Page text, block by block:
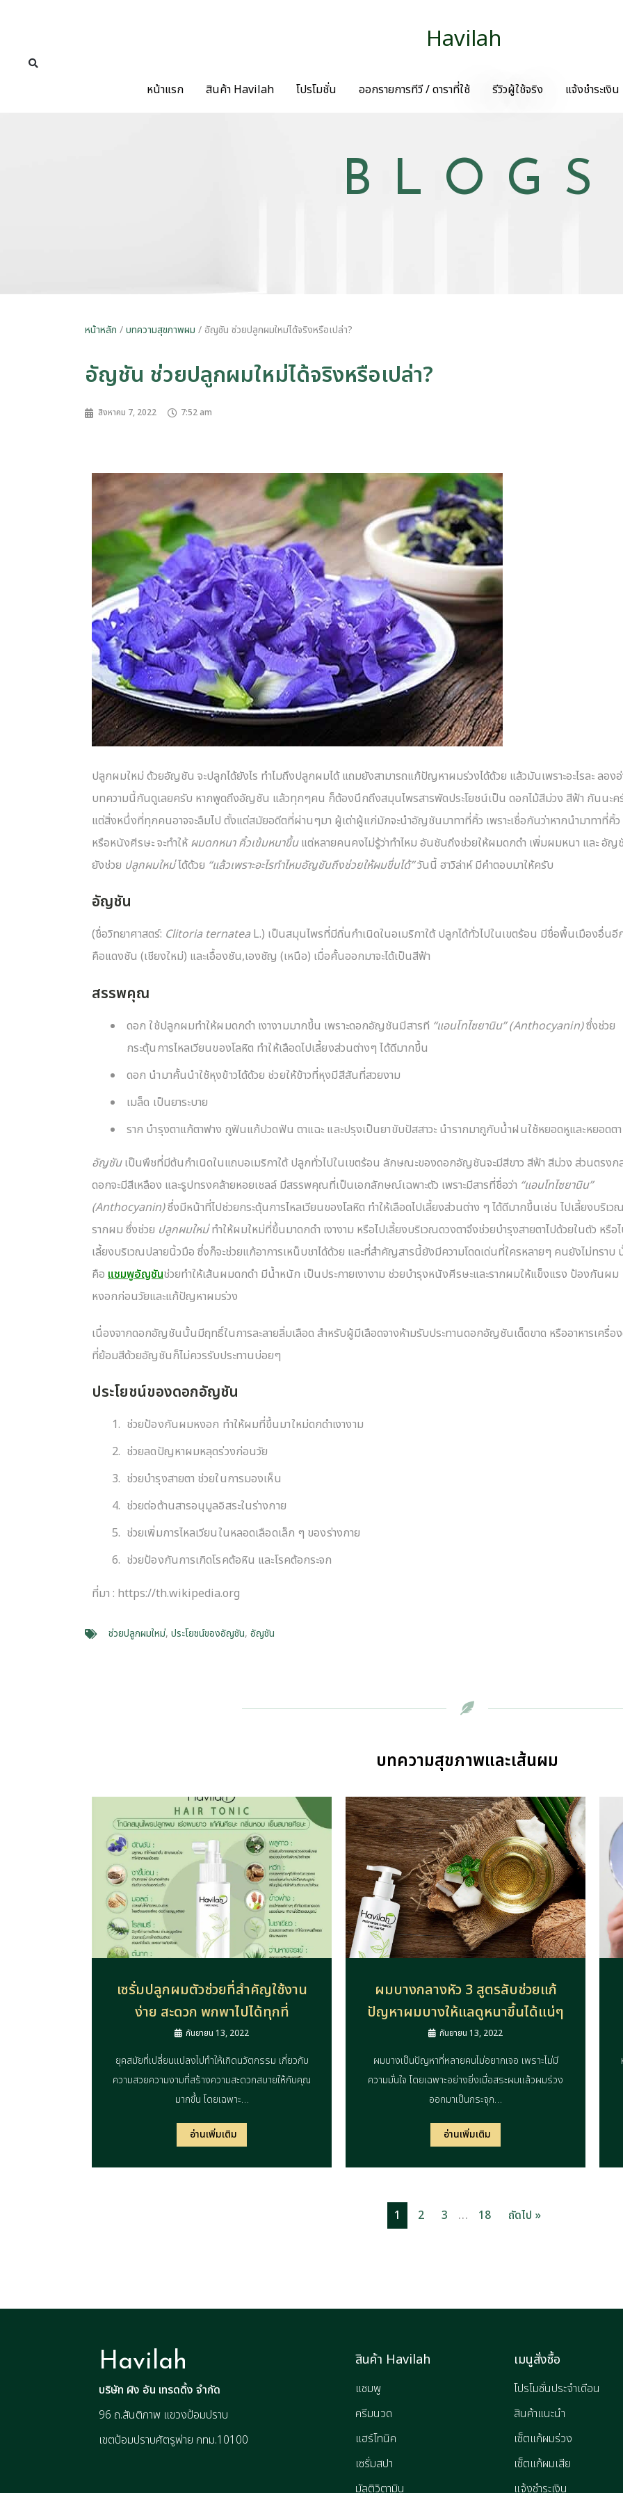
Havilah
หน้าแรก สินค้า Havilah โปรโมชั่น ออกรายการทีวี / ดาราที่ใช้ รีวิวผู้ใช้จริง แจ้งชำระเงิน
BLOGS
หน้าหลัก /บทความสุขภาพผม / อัญชัน ช่วยปลูกผมใหม่ได้จริงหรือเปล่า?
อัญชัน ช่วยปลูกผมใหม่ได้จริงหรือเปล่า?
สิงหาคม 7, 2022 7:52 am
ปลูกผมใหม่ ด้วยอัญชัน จะปลูกได้ยังไร ทำไมถึงปลูกผมได้ แถมยังสามารถแก้ปัญหาผมร่วงได้ด้วย แล้วมันเพราะอะไรละ ลอง
บทความนี้กันดูเลยครับ หากพูดถึงอัญชัน แล้วทุกๆคน ก็ต้องนึกถึงสมุนไพรสารพัดประโยชน์เป็น ดอกไม้สีม่วง สีฟ้า กันนะค
แต่สิ่งหนึ่งที่ทุกคนอาจจะลืมไป ตั้งแต่สมัยอดีตที่ผ่านๆมา ผู้เต่าผู้แก่มักจะนำอัญชันมาทาที่คิ้ว เพราะเชื่อกันว่าหากนำมาทาที่คิ้ว
หรือหนังศีรษะ จะทำให้ผมดกหนา คิ้วเข้มหนาขึ้นแต่หลายคนคงไม่รู้ว่าทำไหม อันชันถึงช่วยให้ผมดกดำ เพิ่มผมหนา และ อัญ
ยังช่วย ปลูกผมใหม่ได้ด้วย “แล้วเพราะอะไรทำไหมอัญชันถึงช่วยให้ผมขึ่นได้”วันนี้ ฮาวิล่าห์ มีคำตอบมาให้ครับ
อัญชัน
(ชื่อวิทยาศาสตร์: Clitoria ternateaL.) เป็นสมุนไพรที่มีถิ่นกำเนิดในอเมริกาใต้ ปลูกได้ทั่วไปในเขตร้อน มีชื่อพื้นเมืองอื่นอี
คือแดงชัน (เชียงใหม่) และเอื้องชัน,เองชัญ (เหนือ) เมื่อคั้นออกมาจะได้เป็นสีฟ้า
สรรพคุณ
ดอก ใช้ปลูกผมทำให้ผมดกดำ เงางามมากขึ้น เพราะดอกอัญชันมีสารที “แอนโทไซยานิน” (Anthocyanin)ซึ่งช่วย
กระตุ้นการไหลเวียนของโลหิต ทำให้เลือดไปเลี้ยงส่วนต่างๆ ได้ดีมากขึ้น
ดอก นำมาคั้นนำใช้หุงข้าวได้ด้วย ช่วยให้ข้าวที่หุงมีสีสันที่สวยงาม
เมล็ด เป็นยาระบาย
ราก บำรุงตาแก้ตาฟาง ถูฟันแก้ปวดฟัน ตาแฉะ และปรุงเป็นยาขับปัสสาวะ นำรากมาถูกับน้ำฝนใช้หยอดหูและหยอดตา
อัญชันเป็นพืชที่มีต้นกำเนิดในแถบอเมริกาใต้ ปลูกทั่วไปในเขตร้อน ลักษณะของดอกอัญชันจะมีสีขาว สีฟ้า สีม่วง ส่วนตรงก
ดอกจะมีสีเหลือง และรูปทรงคล้ายหอยเชลล์ มีสรรพคุณที่เป็นเอกลักษณ์เฉพาะตัว เพราะมีสารที่ชื่อว่า “แอนโทไซยานิน”
(Anthocyanin)ซึ่งมีหน้าที่ไปช่วยกระตุ้นการไหลเวียนของโลหิต ทำให้เลือดไปเลี้ยงส่วนต่าง ๆ ได้ดีมากขึ้นเช่น ไปเลี้ยงบริเวณ
รากผม ซึ่งช่วย ปลูกผมใหม่ทำให้ผมใหม่ที่ขึ้นมาดกดำ เงางาม หรือไปเลี้ยงบริเวณดวงตาจึงช่วยบำรุงสายตาไปด้วยในตัว หรือ
เลี้ยงบริเวณปลายนิ้วมือ ซึ่งก็จะช่วยแก้อาการเหน็บชาได้ด้วย และที่สำคัญสารนี้ยังมีความโดดเด่นที่ใครหลายๆ คนยังไม่ทราบ
คือ แชมพูอัญชันช่วยทำให้เส้นผมดกดำ มีน้ำหนัก เป็นประกายเงางาม ช่วยบำรุงหนังศีรษะและรากผมให้แข็งแรง ป้องกันผม
หงอกก่อนวัยและแก้ปัญหาผมร่วง
เนื่องจากดอกอัญชันนั้นมีฤทธิ์ในการละลายลิ่มเลือด สำหรับผู้มีเลือดจางห้ามรับประทานดอกอัญชันเด็ดขาด หรืออาหารเครื่อ
ที่ย้อมสีด้วยอัญชันก็ไม่ควรรับประทานบ่อยๆ
ประโยชน์ของดอกอัญชัน
ช่วยป้องกันผมหงอก ทำให้ผมที่ขึ้นมาใหม่ดกดำเงางาม
ช่วยลดปัญหาผมหลุดร่วงก่อนวัย
ช่วยบำรุงสายตา ช่วยในการมองเห็น
ช่วยต่อต้านสารอนุมูลอิสระในร่างกาย
ช่วยเพิ่มการไหลเวียนในหลอดเลือดเล็ก ๆ ของร่างกาย
ช่วยป้องกันการเกิดโรคต้อหิน และโรคต้อกระจก
ที่มา : https://th.wikipedia.org
ช่วยปลูกผมใหม่, ประโยชน์ของอัญชัน, อัญชัน
บทความสุขภาพและเส้นผม
เซรั่มปลูกผมตัวช่วยที่สำคัญใช้งาน
ง่าย สะดวก พกพาไปได้ทุกที่
กันยายน 13, 2022
ยุคสมัยที่เปลี่ยนแปลงไปทำให้เกิดนวัตกรรม เกี่ยวกับ
ความสวยความงามที่สร้างความสะดวกสบายให้กับคุณ
มากขึ้น โดยเฉพาะ…
อ่านเพิ่มเติม
ผมบางกลางหัว 3 สูตรลับช่วยแก้
ปัญหาผมบางให้แลดูหนาขึ้นได้แน่ๆ
กันยายน 13, 2022
ผมบางเป็นปัญหาที่หลายคนไม่อยากเจอ เพราะไม่มี
ความมั่นใจ โดยเฉพาะอย่างยิ่งเมื่อสระผมแล้วผมร่วง
ออกมาเป็นกระจุก…
อ่านเพิ่มเติม
1 2 3 … 18 ถัดไป »
Havilah
บริษัท ผิง อัน เทรดดิ้ง จำกัด
96 ถ.สันติภาพ แขวงป้อมปราบ
เขตป้อมปราบศัตรูพ่าย กทม.10100
สินค้า Havilah
แชมพู
ครีมนวด
แฮร์โทนิค
เซรั่มสปา
มัลติวิตามิน
เมนูสั่งซื้อ
โปรโมชั่นประจำเดือน
สินค้าแนะนำ
เซ็ตแก้ผมร่วง
เซ็ตแก้ผมเสีย
แจ้งชำระเงิน